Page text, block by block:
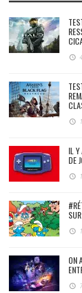
IL
DE
ON